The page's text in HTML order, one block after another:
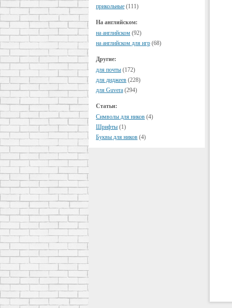
прикольные (111)
На английском:
на английском (92)
на английском для игр (68)
Другие:
для почты (172)
для диджеев (228)
для Guvera (294)
Статьи:
Символы для ников (4)
Шрифты (1)
Буквы для ников (4)